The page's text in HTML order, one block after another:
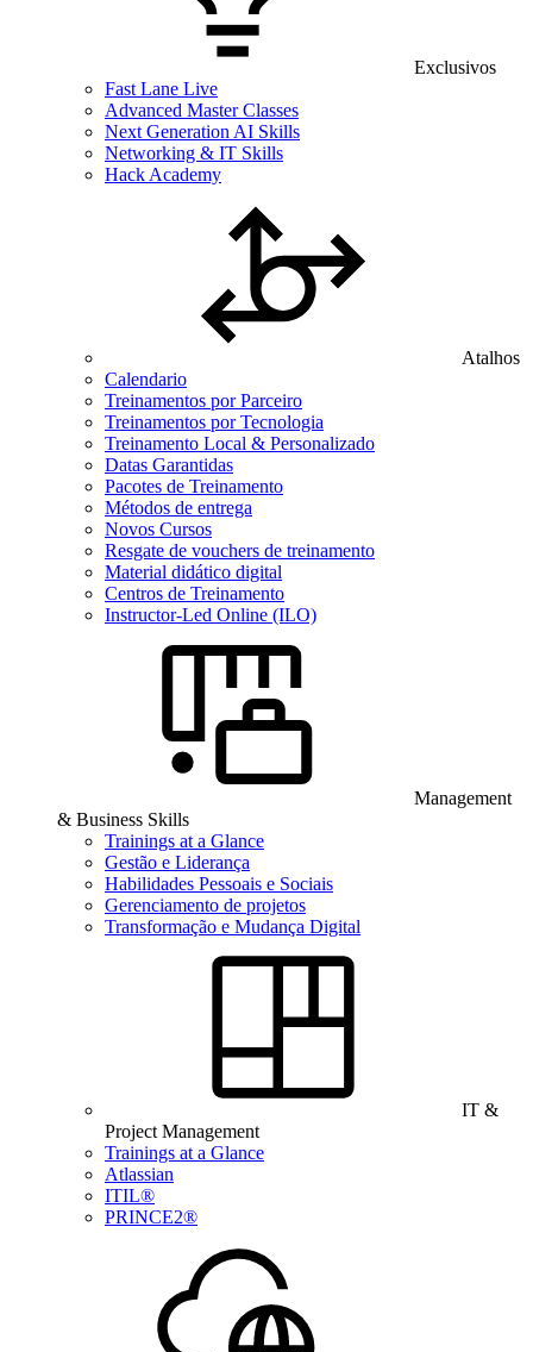
Exclusivos
Fast Lane Live
Advanced Master Classes
Next Generation AI Skills
Networking & IT Skills
Hack Academy
Atalhos
Calendario
Treinamentos por Parceiro
Treinamentos por Tecnologia
Treinamento Local & Personalizado
Datas Garantidas
Pacotes de Treinamento
Métodos de entrega
Novos Cursos
Resgate de vouchers de treinamento
Material didático digital
Centros de Treinamento
Instructor-Led Online (ILO)
Management
& Business Skills
Trainings at a Glance
Gestão e Liderança
Habilidades Pessoais e Sociais
Gerenciamento de projetos
Transformação e Mudança Digital
IT &
Project Management
Trainings at a Glance
Atlassian
ITIL®
PRINCE2®